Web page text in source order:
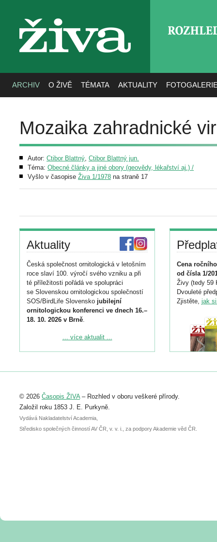
živa
ARCHIV O ŽIVĚ TÉMATA AKTUALITY
Mozaika zahradnické
Autor: Ctibor Blattný, Ctibor Blattný jun.
Téma: Obecné články a jiné obory (geovědy, lékařství aj.) /
Vyšlo v časopise Živa 1/1978 na straně 17
Aktuality
Česká společnost ornitologická v letošním
roce slaví 100. výročí svého vzniku a při
té příležitosti pořádá ve spolupráci
se Slovenskou ornitologickou společností
SOS/BirdLife Slovensko jubilejní
ornitologickou konferenci ve dnech 16.–
18. 10. 2026 v Brně.
Podrobnější informace ke konferenci
Registrovat se můžete do 6. září.
abstraktu přihlášené přednášky nebo
posteru je už 30. června.
... více aktualit ...
Cena
od čísla 1/
Živy (tedy 59
Dvouleté
Zjistěte, jak
© 2026 Časopis ŽIVA– Rozhled v oboru veškeré přírody.
Založil roku 1853 J. E. Purkyně.
Vydává Nakladatelství Academia,
Středisko společných činností AV ČR, v. v. i., za podpory Akademie věd ČR.